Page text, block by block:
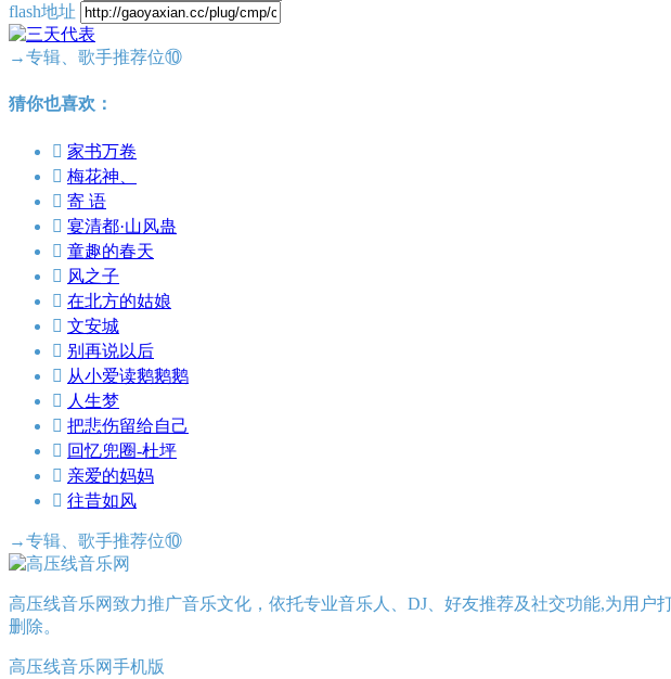
flash地址
→专辑、歌手推荐位⑩
猜你也喜欢：
 家书万卷
 梅花神、
 寄 语
 宴清都·山风蛊
 童趣的春天
 风之子
 在北方的姑娘
 文安城
 别再说以后
 从小爱读鹅鹅鹅
 人生梦
 把悲伤留给自己
 回忆兜圈-杜坪
 亲爱的妈妈
 往昔如风
→专辑、歌手推荐位⑩
高压线音乐网致力推广音乐文化，依托专业音乐人、DJ、好友推荐及社交功能,为用
删除。
高压线音乐网手机版